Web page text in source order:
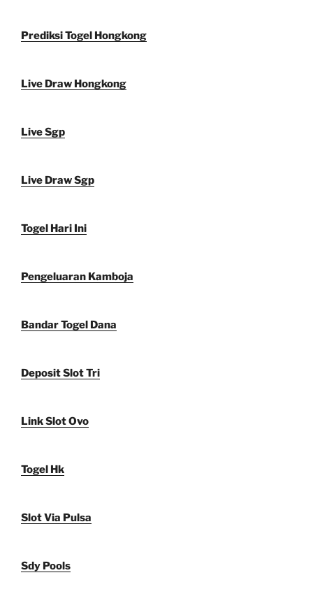
Prediksi Togel Hongkong
Live Draw Hongkong
Live Sgp
Live Draw Sgp
Togel Hari Ini
Pengeluaran Kamboja
Bandar Togel Dana
Deposit Slot Tri
Link Slot Ovo
Togel Hk
Slot Via Pulsa
Sdy Pools